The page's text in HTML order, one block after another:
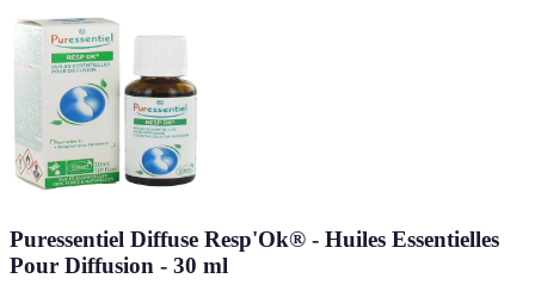
Puressentiel Diffuse Resp'Ok® - Huiles Essentielles
Pour Diffusion - 30 ml